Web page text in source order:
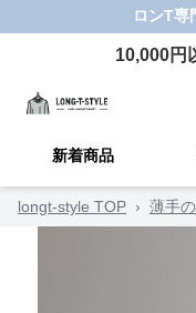
ロンT専
10,000円
新着商品
longt-style TOP › 薄手